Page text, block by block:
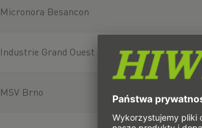
Micronora Besancon
Industrie Grand Ouest Nantes
MSV Brno